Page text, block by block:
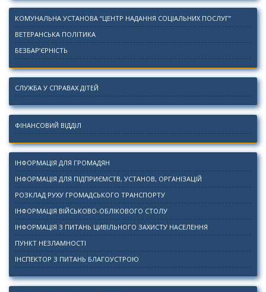
КОМУНАЛЬНА УСТАНОВА “ЦЕНТР НАДАННЯ СОЦІАЛЬНИХ ПОСЛУГ”
ВЕТЕРАНСЬКА ПОЛІТИКА
БЕЗБАР’ЄРНІСТЬ
СЛУЖБА У СПРАВАХ ДІТЕЙ
ФІНАНСОВИЙ ВІДДІЛ
ІНФОРМАЦІЯ ДЛЯ ГРОМАДЯН
ІНФОРМАЦІЯ ДЛЯ ПІДПРИЄМСТВ, УСТАНОВ, ОРГАНІЗАЦІЙ
РОЗКЛАД РУХУ ГРОМАДСЬКОГО ТРАНСПОРТУ
ІНФОРМАЦІЯ ВІЙСЬКОВО-ОБЛІКОВОГО СТОЛУ
ІНФОРМАЦІЯ З ПИТАНЬ ЦИВІЛЬНОГО ЗАХИСТУ НАСЕЛЕННЯ
ПУНКТ НЕЗЛАМНОСТІ
ІНСПЕКТОР З ПИТАНЬ БЛАГОУСТРОЮ